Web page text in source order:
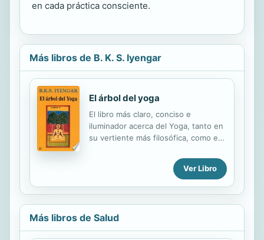
en cada práctica consciente.
Más libros de B. K. S. Iyengar
El árbol del yoga
El libro más claro, conciso e
iluminador acerca del Yoga, tanto en
su vertiente más filosófica, como en
maestro Iyengar nos habla de cómo
el Yoga afronta temas de salud, de
amor, de la muerte, de experiencia
mística, de los maestros y de la
tanto para los practicantes del Yoga
como para aquéllos que simplemente
Ver Libro
Más libros de Salud